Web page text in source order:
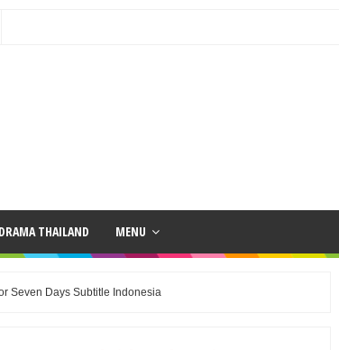
DRAMA THAILAND MENU
Seven Days Subtitle Indonesia